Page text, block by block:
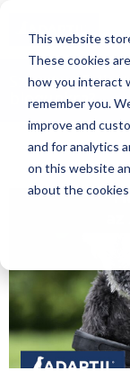
This website
These cookies
how you interact
remember you.
improve and
and for analytics
on this website
about the
ADAPTIL HU Blog
Szeretne
blogunkra?